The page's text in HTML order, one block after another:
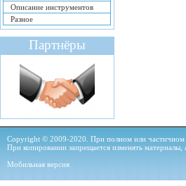
Описание инструментов
Разное
Партнёры
Copyright © 2009-2020. При полном или частичном
При копировании запрещается изменять
Мобильная версия